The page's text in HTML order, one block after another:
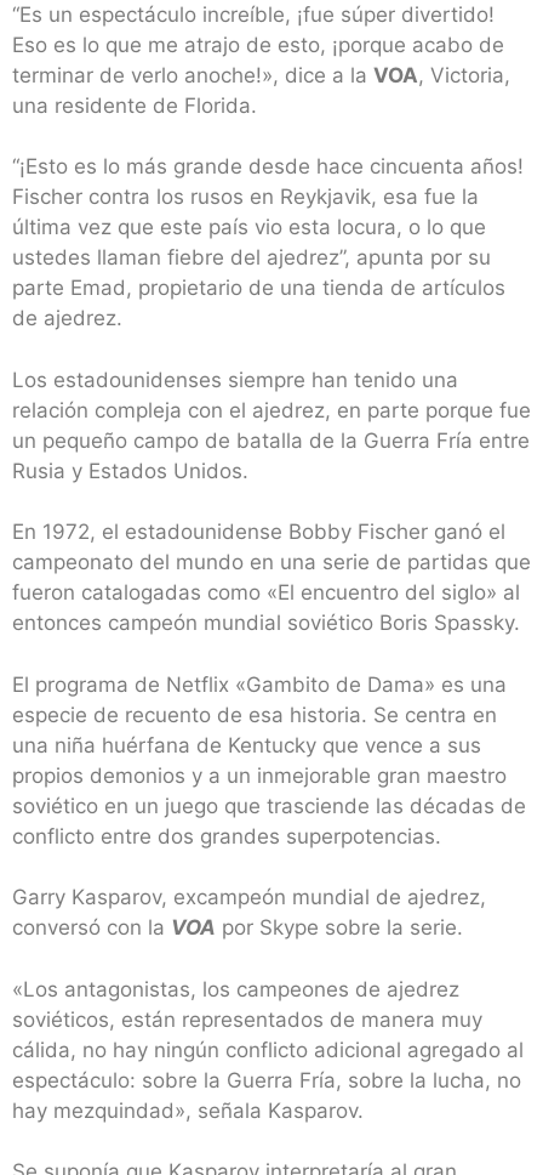
“Es un espectáculo increíble, ¡fue súper divertido!
Eso es lo que me atrajo de esto, ¡porque acabo de
terminar de verlo anoche!», dice a la VOA, Victoria,
una residente de Florida.
“¡Esto es lo más grande desde hace cincuenta años!
Fischer contra los rusos en Reykjavik, esa fue la
última vez que este país vio esta locura, o lo que
ustedes llaman fiebre del ajedrez”, apunta por su
parte Emad, propietario de una tienda de artículos
de ajedrez.
Los estadounidenses siempre han tenido una
relación compleja con el ajedrez, en parte porque fue
un pequeño campo de batalla de la Guerra Fría entre
Rusia y Estados Unidos.
En 1972, el estadounidense Bobby Fischer ganó el
campeonato del mundo en una serie de partidas que
fueron catalogadas como «El encuentro del siglo» al
entonces campeón mundial soviético Boris Spassky.
El programa de Netflix «Gambito de Dama» es una
especie de recuento de esa historia. Se centra en
una niña huérfana de Kentucky que vence a sus
propios demonios y a un inmejorable gran maestro
soviético en un juego que trasciende las décadas de
conflicto entre dos grandes superpotencias.
Garry Kasparov, excampeón mundial de ajedrez,
conversó con la VOA por Skype sobre la serie.
«Los antagonistas, los campeones de ajedrez
soviéticos, están representados de manera muy
cálida, no hay ningún conflicto adicional agregado al
espectáculo: sobre la Guerra Fría, sobre la lucha, no
hay mezquindad», señala Kasparov.